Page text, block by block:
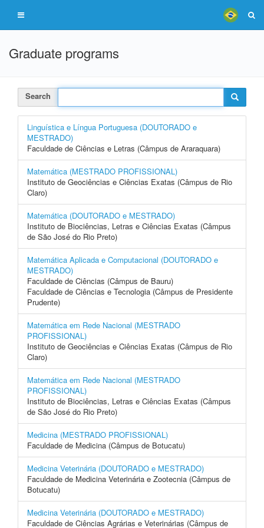
Graduate programs
Search
Linguística e Língua Portuguesa (DOUTORADO e
MESTRADO)
Faculdade de Ciências e Letras (Câmpus de Araraquara)
Matemática (MESTRADO PROFISSIONAL)
Instituto de Geociências e Ciências Exatas (Câmpus de Rio
Claro)
Matemática (DOUTORADO e MESTRADO)
Instituto de Biociências, Letras e Ciências Exatas (Câmpus
de São José do Rio Preto)
Matemática Aplicada e Computacional (DOUTORADO e
MESTRADO)
Faculdade de Ciências (Câmpus de Bauru)
Faculdade de Ciências e Tecnologia (Câmpus de Presidente
Prudente)
Matemática em Rede Nacional (MESTRADO
PROFISSIONAL)
Instituto de Geociências e Ciências Exatas (Câmpus de Rio
Claro)
Matemática em Rede Nacional (MESTRADO
PROFISSIONAL)
Instituto de Biociências, Letras e Ciências Exatas (Câmpus
de São José do Rio Preto)
Medicina (MESTRADO PROFISSIONAL)
Faculdade de Medicina (Câmpus de Botucatu)
Medicina Veterinária (DOUTORADO e MESTRADO)
Faculdade de Medicina Veterinária e Zootecnia (Câmpus de
Botucatu)
Medicina Veterinária (DOUTORADO e MESTRADO)
Faculdade de Ciências Agrárias e Veterinárias (Câmpus de